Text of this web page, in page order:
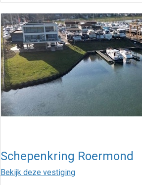
Schepenkring Roermond
Bekijk deze vestiging